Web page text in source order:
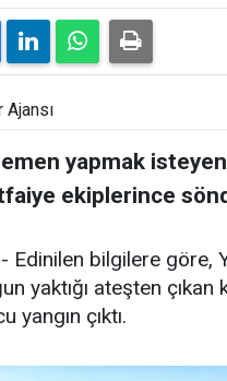
Ajansı
yapmak
itfaiye ekiplerince
- Edinilen bilgilere göre,
yaktığı ateşten çıkan
yangın çıktı.